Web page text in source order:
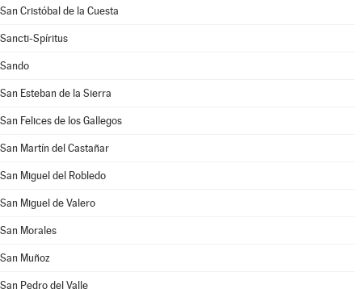
San Cristóbal de la Cuesta
Sancti-Spíritus
Sando
San Esteban de la Sierra
San Felices de los Gallegos
San Martín del Castañar
San Miguel del Robledo
San Miguel de Valero
San Morales
San Muñoz
San Pedro del Valle